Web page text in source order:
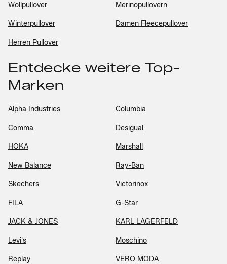
Wollpullover Merinopullovern
Winterpullover Damen Fleecepullover
Herren Pullover
Entdecke weitere Top-
Marken
Alpha Industries Columbia
Comma Desigual
HOKA Marshall
New Balance Ray-Ban
Skechers Victorinox
FILA G-Star
JACK & JONES KARL LAGERFELD
Levi's Moschino
Replay VERO MODA